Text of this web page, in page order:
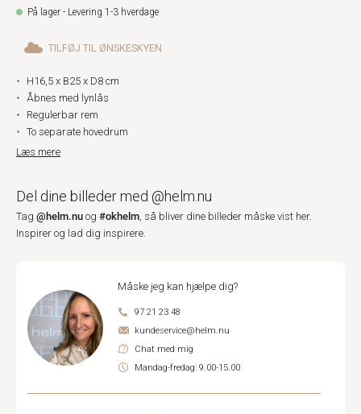
På lager - Levering 1-3 hverdage
TILFØJ TIL ØNSKESKYEN
H16,5 x B25 x D8 cm
Åbnes med lynlås
Regulerbar rem
To separate hovedrum
Læs mere
Del dine billeder med @helm.nu
Tag @helm.nu og #okhelm, så bliver dine billeder måske vist her.
Inspirer og lad dig inspirere.
Måske jeg kan hjælpe dig?
97 21 23 48
kundeservice@helm.nu
Chat med mig
Mandag-fredag: 9.00-15.00